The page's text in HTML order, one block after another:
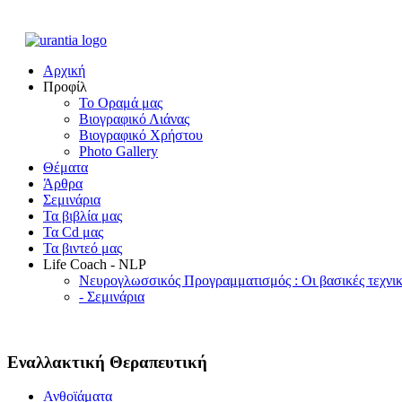
Αρχική
Προφίλ
Το Οραμά μας
Βιογραφικό Λιάνας
Βιογραφικό Χρήστου
Photo Gallery
Θέματα
Άρθρα
Σεμινάρια
Τα βιβλία μας
Τα Cd μας
Τα βιντεό μας
Life Coach - NLP
Νευρογλωσσικός Προγραμματισμός : Οι βασικές
- Σεμινάρια
Εναλλακτική Θεραπευτική
Ανθοϊάματα